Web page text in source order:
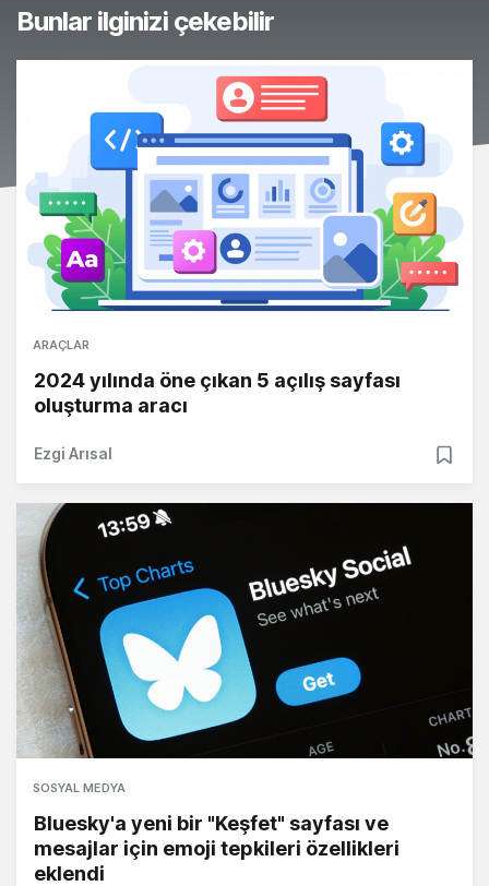
Bunlar ilginizi çekebilir
ARAÇLAR
2024 yılında öne çıkan 5 açılış sayfası
oluşturma aracı
Ezgi Arısal
SOSYAL MEDYA
Bluesky'a yeni bir "Keşfet" sayfası ve
mesajlar için emoji tepkileri özellikleri
eklendi